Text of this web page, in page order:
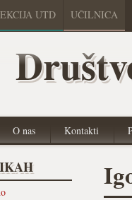
UTD UČILNICA
O nas Kontakti